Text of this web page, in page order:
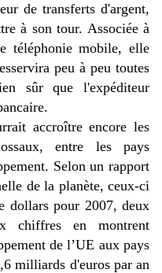
de transferts d'argent,
à son tour. Associée à
téléphonie mobile, elle
peu à peu toutes
sûr que l'expéditeur
accroître encore les
entre les pays
Selon un rapport
de la planète, ceux-ci
dollars pour 2007, deux
chiffres en montrent
de l’UE aux pays
milliards d'euros par an